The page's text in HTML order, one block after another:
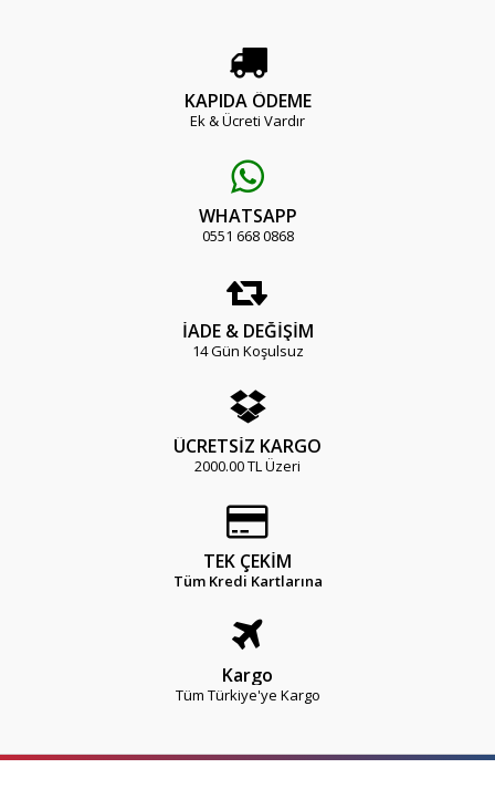
KAPIDA ÖDEME
Ek & Ücreti Vardır
WHATSAPP
0551 668 0868
İADE & DEĞİŞİM
14 Gün Koşulsuz
ÜCRETSİZ KARGO
2000.00 TL Üzeri
TEK ÇEKİM
Tüm Kredi Kartlarına
Kargo
Tüm Türkiye'ye Kargo